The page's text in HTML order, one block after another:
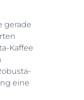
gerade
Kaffee
eine